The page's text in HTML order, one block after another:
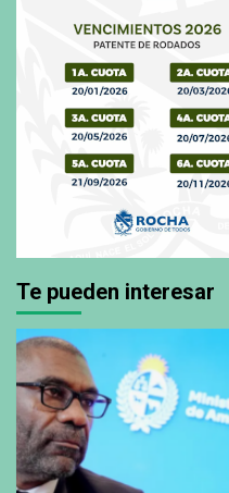
Te pueden interesar